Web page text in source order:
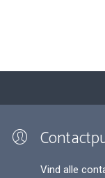
Vind alle